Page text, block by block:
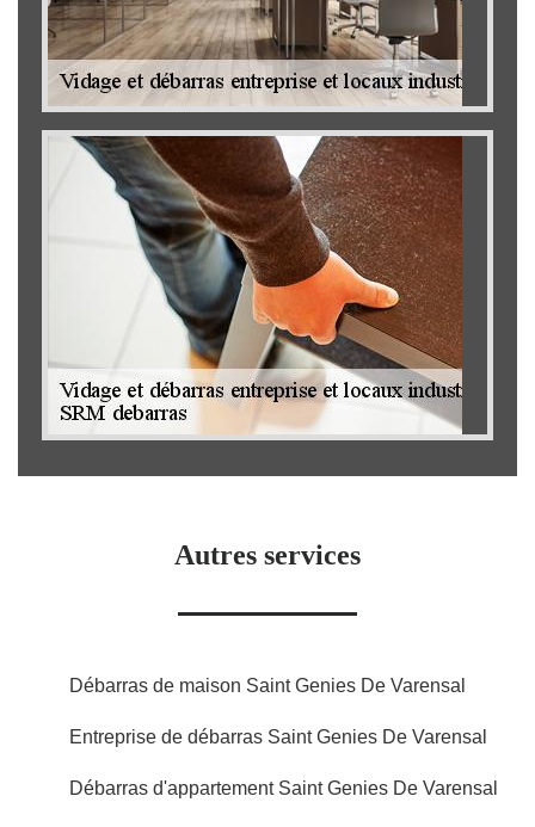
Autres services
Débarras de maison Saint Genies De Varensal
Entreprise de débarras Saint Genies De Varensal
Débarras d'appartement Saint Genies De Varensal